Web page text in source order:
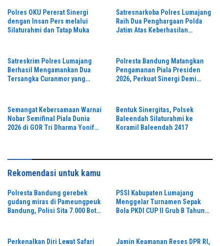
Polres OKU Pererat Sinergi
dengan Insan Pers melalui
Silaturahmi dan Tatap Muka
Satresnarkoba Polres Lumajang
Raih Dua Penghargaan Polda
Jatim Atas Keberhasilan
Satreskrim Polres Lumajang
Berhasil Mengamankan Dua
Tersangka Curanmor yang
Polresta Bandung Matangkan
Pengamanan Piala Presiden
2026, Perkuat Sinergi Demi
Semangat Kebersamaan Warnai
Nobar Semifinal Piala Dunia
2026 di GOR Tri Dharma Yonif
Bentuk Sinergitas, Polsek
Baleendah Silaturahmi ke
Koramil Baleendah 2417
Rekomendasi untuk kamu
Polresta Bandung gerebek
gudang miras di Pameungpeuk
Bandung, Polisi Sita 7.000 Botol
PSSI Kabupaten Lumajang
Menggelar Turnamen Sepak
Bola PKDI CUP II Grub B Tahun
Perkenalkan Diri Lewat Safari
Jamin Keamanan Reses DPR RI,